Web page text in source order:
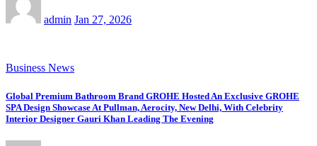
admin Jan 27, 2026
Business News
Global Premium Bathroom Brand GROHE Hosted An Exclusive GROHE
SPA Design Showcase At Pullman, Aerocity, New Delhi, With Celebrity
Interior Designer Gauri Khan Leading The Evening